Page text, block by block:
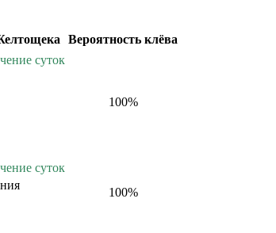
Вероятность клёва
суток
100%
суток
100%